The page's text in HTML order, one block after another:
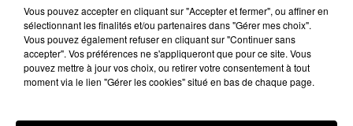
17 avril 2025 - 2 min 15 sec
LES INFOS DU GRAND TOULOUSE DU
17/04/2025 À 09H59
Podcasts infos du grand Toulouse
Vous pouvez accepter en cliquant sur "Accepter et fermer", ou affiner en
sélectionnant les finalités et/ou partenaires dans "Gérer mes choix".
Vous pouvez également refuser en cliquant sur "Continuer sans
accepter". Vos préférences ne s'appliqueront que pour ce site. Vous
pouvez mettre à jour vos choix, ou retirer votre consentement à tout
moment via le lien "Gérer les cookies" situé en bas de chaque page.